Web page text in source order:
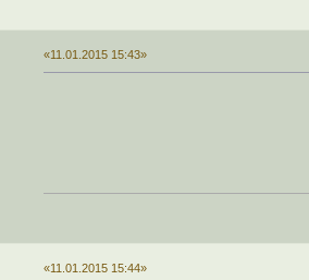
«11.01.2015 15:43»
«11.01.2015 15:44»